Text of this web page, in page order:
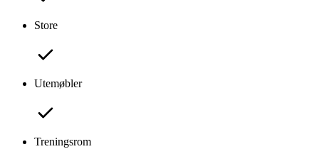
Store
Utemøbler
Treningsrom